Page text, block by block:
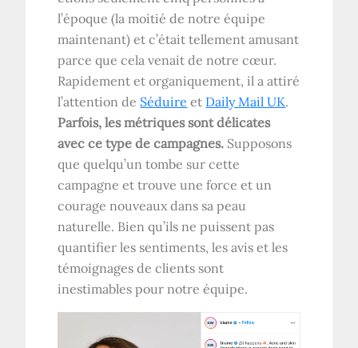
l’époque (la moitié de notre équipe
maintenant) et c’était tellement amusant
parce que cela venait de notre cœur.
Rapidement et organiquement, il a attiré
l’attention de Séduire et Daily Mail UK.
Parfois, les métriques sont délicates
avec ce type de campagnes. Supposons
que quelqu’un tombe sur cette
campagne et trouve une force et un
courage nouveaux dans sa peau
naturelle. Bien qu’ils ne puissent pas
quantifier les sentiments, les avis et les
témoignages de clients sont
inestimables pour notre équipe.